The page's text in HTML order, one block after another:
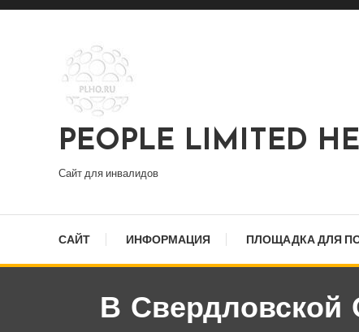
Перейти
содержимому
PEOPLE LIMITED
Сайт для инвалидов
САЙТ ИНФОРМАЦИЯ ПЛОЩАДКА ДЛЯ
В Свердловской